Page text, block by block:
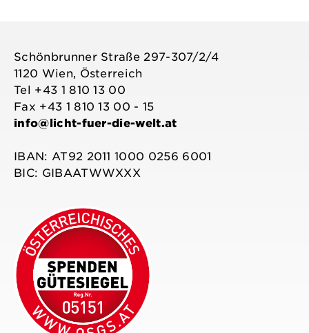
Schönbrunner Straße 297-307/2/4
1120 Wien, Österreich
Tel +43 1 810 13 00
Fax +43 1 810 13 00 - 15
info@licht-fuer-die-welt.at
IBAN: AT92 2011 1000 0256 6001
BIC: GIBAATWWXXX